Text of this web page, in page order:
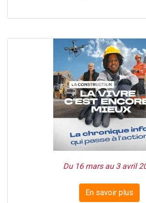
Du 16 mars au 3 avril
En savoir plus